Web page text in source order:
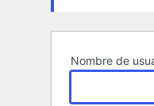
Nombre de